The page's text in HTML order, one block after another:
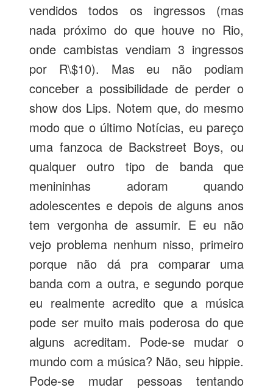
vendidos todos os ingressos (mas
nada próximo do que houve no Rio,
onde cambistas vendiam 3 ingressos
por R\$10). Mas eu não podiam
conceber a possibilidade de perder o
show dos Lips. Notem que, do mesmo
modo que o último Notícias, eu pareço
uma fanzoca de Backstreet Boys, ou
qualquer outro tipo de banda que
menininhas adoram quando
adolescentes e depois de alguns anos
tem vergonha de assumir. E eu não
vejo problema nenhum nisso, primeiro
porque não dá pra comparar uma
banda com a outra, e segundo porque
eu realmente acredito que a música
pode ser muito mais poderosa do que
alguns acreditam. Pode-se mudar o
mundo com a música? Não, seu hippie.
Pode-se mudar pessoas tentando